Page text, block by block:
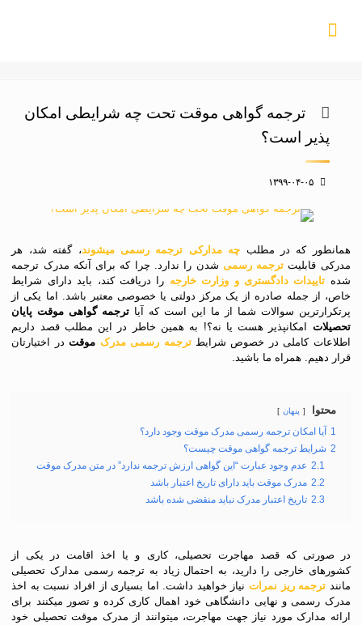
ترجمه گواهی موقت تحت چه شرایطی امکان
پذیر است؟
۱۳۹۹-۰۴-۰۵
همانطور که در مطلب چه مدارکی ترجمه رسمی میشوند، گفته شد، هر
مدرکی قابلیت ترجمه رسمی شدن را ندارد. چرا که برای آنکه مدرک ترجمه
شده تاییدات دادگستری و وزارت خارجه را دریافت کند، باید دارای شرایط
خاص، از جمله صادره از یک مرکز دولتی یا خصوصی معتبر باشد. اما یکی از
پرتکرارترین سوالات شما از ما این است که آیا ترجمه گواهی موقت پایان
تحصیلات امکانپذیر هست یا نه؟! به همین خاطر در این مطلب قصد داریم
اطلاعات کاملی در خصوص شرایطترجمه رسمی مدرک موقتدر اختیارتان
قرار دهیم. همراه ما باشید.
محتوا پنهان
1 آیا امکان ترجمه رسمی مدرک موقت وجود دارد؟
2 شرایط ترجمه گواهی موقت چیست؟
2.1 عدم وجود عبارت “این گواهی ارزش ترجمه ندارد” در متن مدرک موقت
2.2 مدرک موقت باید دارای تاریخ اعتبار باشد
2.3 تاریخ اعتبار مدرک نباید منقضی شده باشد
در صورتی که قصد مهاجرت تحصیلی، کاری و یا اخذ اقامت در یکی از
کشورهای خارجی را دارید، به احتمال زیاد به ترجمه رسمی مدارک تحصیلی
مانند ترجمه ریز نمراتنیاز خواهید داشت. اما بسیاری از افراد نسبت به اخذ
مدرک رسمی و نهایی دانشگاهی خود اهمال کاری کرده و تصور میکنند برای
ارائه مدارک مورد نیاز جهت مهاجرت، میتوانند از مدرک موقت تحصیلی خود